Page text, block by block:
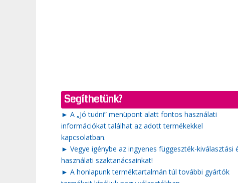
Segíthetünk?
► A „Jó tudni” menüpont alatt fontos használati
információkat találhat az adott termékekkel
kapcsolatban.
► Vegye igénybe az ingyenes függeszték-kiválasztási
használati szaktanácsainkat!
► A honlapunk terméktartalmán túl további gyártók